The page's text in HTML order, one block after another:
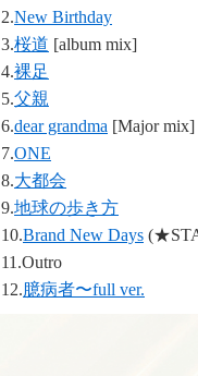
2.New Birthday
3.桜道 [album mix]
4.裸足
5.父親
6.dear grandma [Major mix]
7.ONE
8.大都会
9.地球の歩き方
10.Brand New Days
11.Outro
12.臆病者〜full ver.